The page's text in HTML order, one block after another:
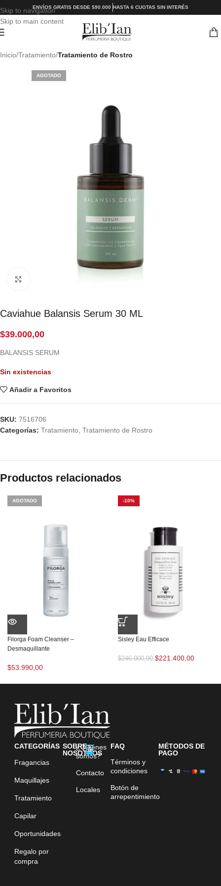
Skip to navigation
Skip to main content
ENVÍOS GRATIS DESDE $90.000 HASTA 6 CUOTAS SIN INTERÉS
Inicio Tratamiento Tratamiento de Rostro
AGOTADO
Caviahue Balansis Serum 30 ML
$39.000,00
BALANSIS SERUM
Sin existencias
Añadir a Favoritos
SKU: 7516706
Categorías: Tratamiento Tratamiento de Rostro
Productos relacionados
AGOTADO
Filorga Foam Cleanser –
Desmaquillante
$53.990,00
-10%
Sisley Eau Efficace
$246.000,00 $221.400,00
CATEGORÍAS
Fragancias
Maquillajes
Tratamiento
Capilar
Oportunidades
Regalo por
compra
SOBRE
NOSOTROS
¿Quiénes
somos?
Contacto
Locales
FAQ
Términos y
condiciones
Botón de
arrepentimiento
MÉTODOS DE
PAGO